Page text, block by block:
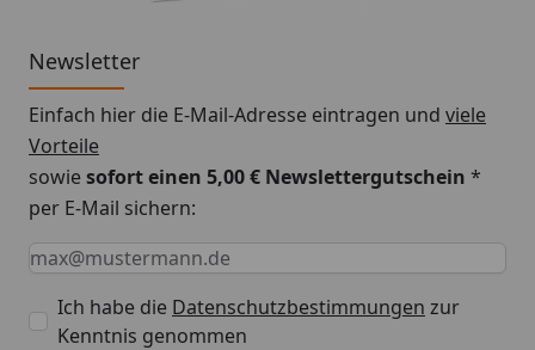
Newsletter
Einfach hier die E-Mail-Adresse eintragen und viele
Vorteile
sowiesofort einen 5,00 € Newslettergutschein *
per E-Mail sichern:
Keine Eingabe erforderlich
Eingabe erforderlich
E-Mail *
Ich habe die Datenschutzbestimmungen zur
Kenntnis genommen